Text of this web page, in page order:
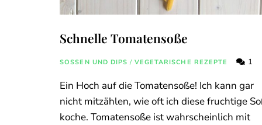
Schnelle Tomatensoße
SOSSEN UND DIPS / VEGETARISCHE REZEPTE 1
Ein Hoch auf die Tomatensoße! Ich kann gar
nicht mitzählen, wie oft ich diese fruchtige
koche. Tomatensoße ist wahrscheinlich mit